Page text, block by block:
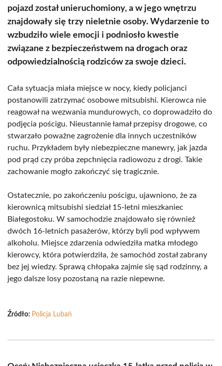
pojazd został unieruchomiony, a w jego wnętrzu
znajdowały się trzy nieletnie osoby. Wydarzenie to
wzbudziło wiele emocji i podniosło kwestie
związane z bezpieczeństwem na drogach oraz
odpowiedzialnością rodziców za swoje dzieci.
Cała sytuacja miała miejsce w nocy, kiedy policjanci
postanowili zatrzymać osobowe mitsubishi. Kierowca nie
reagował na wezwania mundurowych, co doprowadziło do
podjęcia pościgu. Nieustannie łamał przepisy drogowe, co
stwarzało poważne zagrożenie dla innych uczestników
ruchu. Przykładem były niebezpieczne manewry, jak jazda
pod prąd czy próba zepchnięcia radiowozu z drogi. Takie
zachowanie mogło zakończyć się tragicznie.
Ostatecznie, po zakończeniu pościgu, ujawniono, że za
kierownicą mitsubishi siedział 15-letni mieszkaniec
Białegostoku. W samochodzie znajdowało się również
dwóch 16-letnich pasażerów, którzy byli pod wpływem
alkoholu. Miejsce zdarzenia odwiedziła matka młodego
kierowcy, która potwierdziła, że samochód został zabrany
bez jej wiedzy. Sprawą chłopaka zajmie się sąd rodzinny, a
jego dalsze losy pozostaną na razie niepewne.
Źródło: Policja Lubań